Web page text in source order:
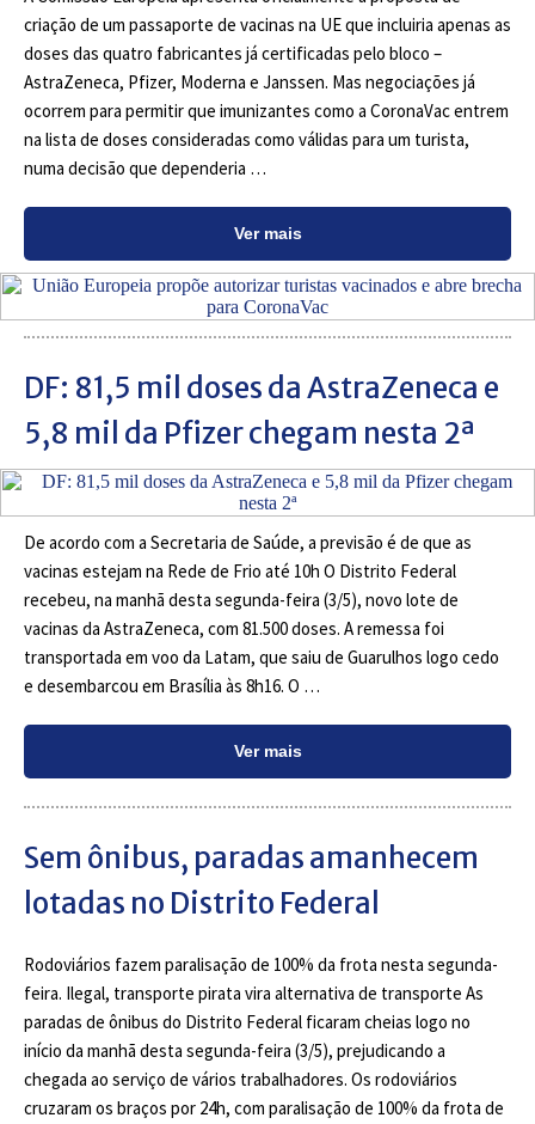
criação de um passaporte de vacinas na UE que incluiria apenas as
doses das quatro fabricantes já certificadas pelo bloco –
AstraZeneca, Pfizer, Moderna e Janssen. Mas negociações já
ocorrem para permitir que imunizantes como a CoronaVac entrem
na lista de doses consideradas como válidas para um turista,
numa decisão que dependeria …
Ver mais
DF: 81,5 mil doses da AstraZeneca e
5,8 mil da Pfizer chegam nesta 2ª
De acordo com a Secretaria de Saúde, a previsão é de que as
vacinas estejam na Rede de Frio até 10h O Distrito Federal
recebeu, na manhã desta segunda-feira (3/5), novo lote de
vacinas da AstraZeneca, com 81.500 doses. A remessa foi
transportada em voo da Latam, que saiu de Guarulhos logo cedo
e desembarcou em Brasília às 8h16. O …
Ver mais
Sem ônibus, paradas amanhecem
lotadas no Distrito Federal
Rodoviários fazem paralisação de 100% da frota nesta segunda-
feira. Ilegal, transporte pirata vira alternativa de transporte As
paradas de ônibus do Distrito Federal ficaram cheias logo no
início da manhã desta segunda-feira (3/5), prejudicando a
chegada ao serviço de vários trabalhadores. Os rodoviários
cruzaram os braços por 24h, com paralisação de 100% da frota de